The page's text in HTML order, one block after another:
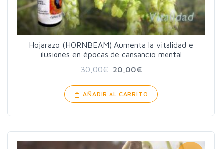
Hojarazo (HORNBEAM) Aumenta la vitalidad e
ilusiones en épocas de cansancio mental
30,00€ 20,00€
AÑADIR AL CARRITO